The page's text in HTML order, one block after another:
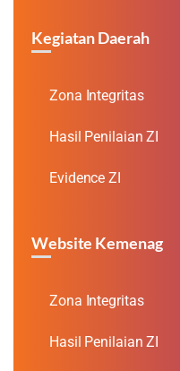
Kegiatan Daerah
Zona Integritas
Hasil Penilaian ZI
Evidence ZI
Website Kemenag
Zona Integritas
Hasil Penilaian ZI